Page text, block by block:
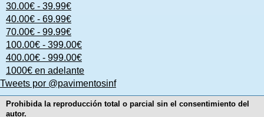
30.00€ - 39.99€
40.00€ - 69.99€
70.00€ - 99.99€
100.00€ - 399.00€
400.00€ - 999.00€
1000€ en adelante
Tweets por @pavimentosinf
Prohibida la reproducción total o parcial sin el consentimiento del
autor.